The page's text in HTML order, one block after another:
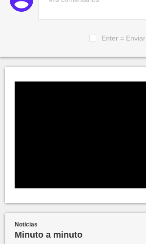
Enter = Enviar
Noticias
Minuto a minuto